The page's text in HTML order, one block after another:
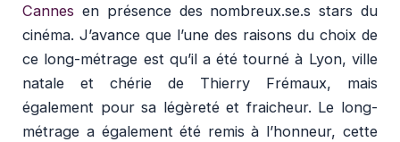
Cannes en présence des nombreux.se.s stars du
cinéma. J’avance que l’une des raisons du choix de
ce long-métrage est qu’il a été tourné à Lyon, ville
natale et chérie de Thierry Frémaux, mais
également pour sa légèreté et fraicheur. Le long-
métrage a également été remis à l’honneur, cette